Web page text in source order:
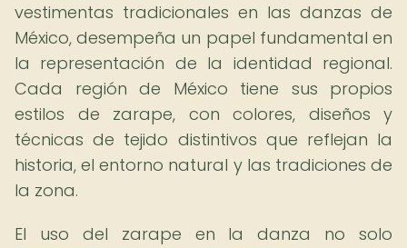
vestimentas tradicionales en las danzas de
México, desempeña un papel fundamental en
la representación de la identidad regional.
Cada región de México tiene sus propios
estilos de zarape, con colores, diseños y
técnicas de tejido distintivos que reflejan la
historia, el entorno natural y las tradiciones de
la zona.
El uso del zarape en la danza no solo